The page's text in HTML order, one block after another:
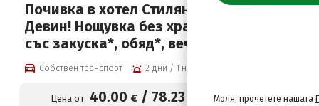
Почивка в хотел Стиляна
Девин! Нощувка без храна,
със закуска*, обяд*, вечеря*,
басейн и 2 сауни
Собствен транспорт 2 дни / 1 нощувка
Цена от: 40.00 € / 78.23
Къща за
Цена от:
Моля, прочетете нашата